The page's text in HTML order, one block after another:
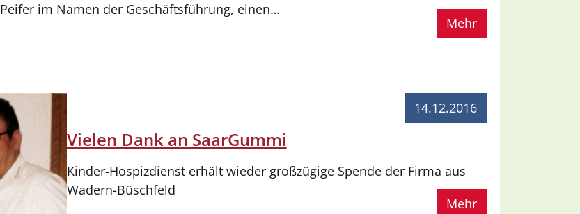
Peifer im Namen der Geschäftsführung, einen…
Mehr
14.12.2016
Vielen Dank an SaarGummi
Kinder-Hospizdienst erhält wieder großzügige Spende der Firma aus
Wadern-Büschfeld
Mehr